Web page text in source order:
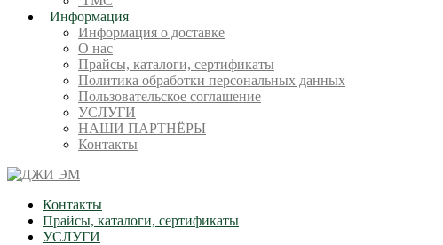
Информация
Информация о доставке
О нас
Прайсы, каталоги, сертификаты
Политика обработки персональных данных
Пользовательское соглашение
УСЛУГИ
НАШИ ПАРТНЁРЫ
Контакты
Контакты
Прайсы, каталоги, сертификаты
УСЛУГИ